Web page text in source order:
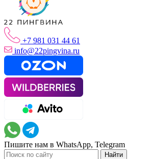
+7 981 031 44 61
info@22pingvina.ru
Пишите нам в WhatsApp, Telegram